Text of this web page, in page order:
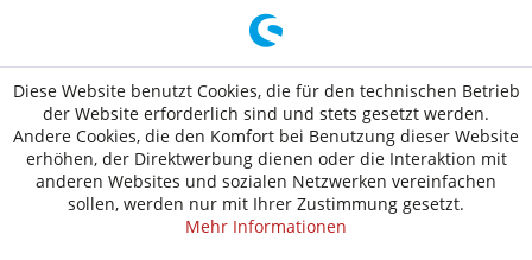
Diese Website benutzt Cookies, die für den technischen Betrieb
der Website erforderlich sind und stets gesetzt werden.
Andere Cookies, die den Komfort bei Benutzung dieser Website
erhöhen, der Direktwerbung dienen oder die Interaktion mit
anderen Websites und sozialen Netzwerken vereinfachen
sollen, werden nur mit Ihrer Zustimmung gesetzt.
Mehr Informationen